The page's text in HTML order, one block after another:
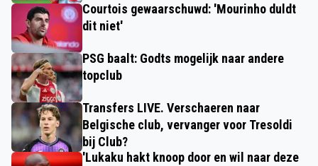
Courtois gewaarschuwd: 'Mourinho duldt
dit niet'
PSG baalt: Godts mogelijk naar andere
topclub
Transfers LIVE. Verschaeren naar
Belgische club, vervanger voor Tresoldi
bij Club?
'Lukaku hakt knoop door en wil naar deze